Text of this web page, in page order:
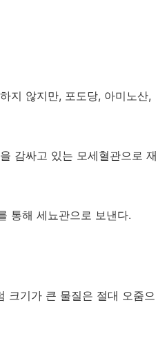
지 않지만, 포도당, 아미노산,
감싸고 있는 모세혈관으로 재
통해 세뇨관으로 보낸다.
크기가 큰 물질은 절대 오줌으